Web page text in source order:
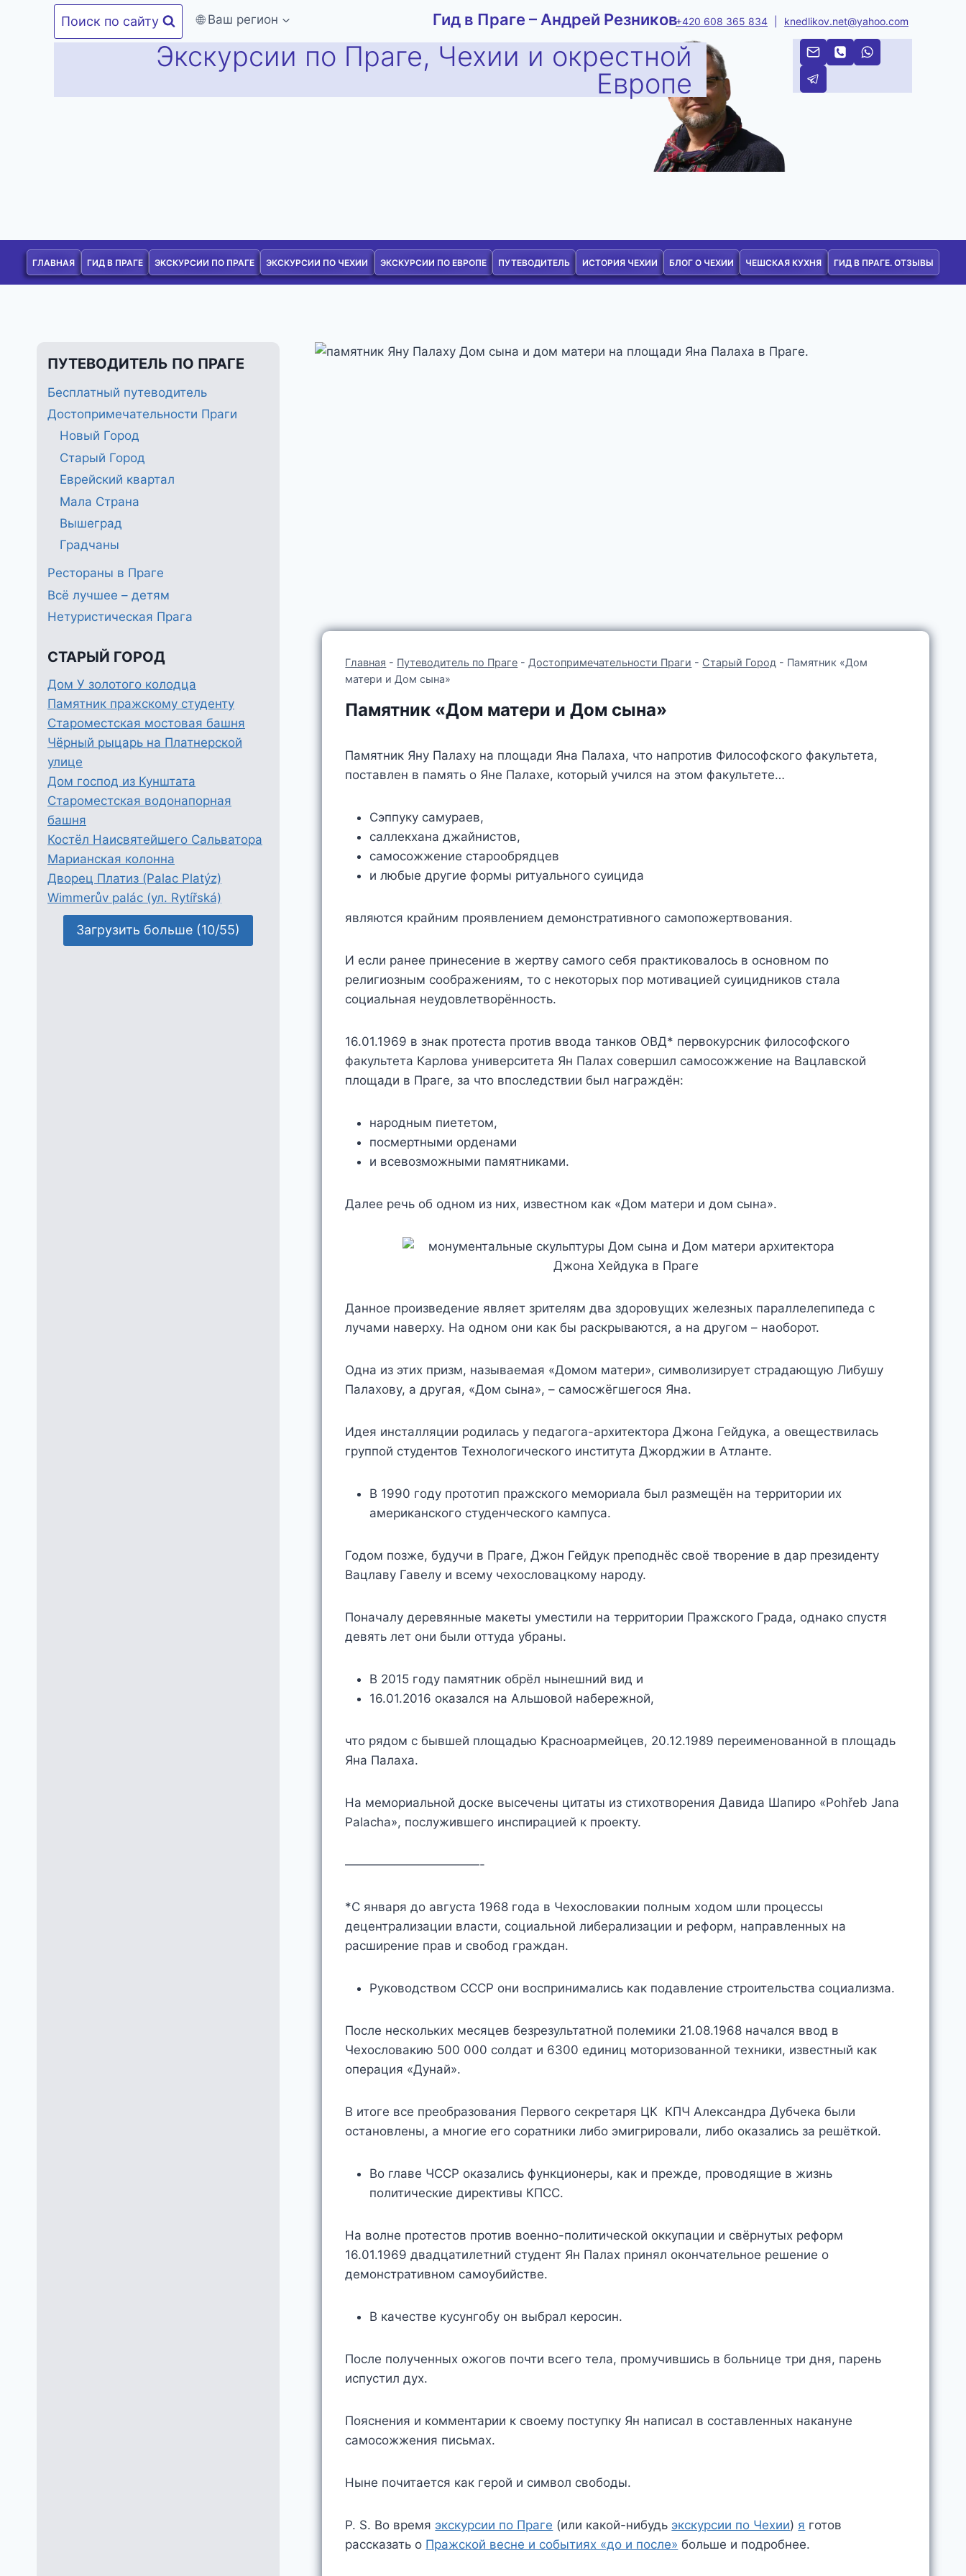
Поиск по сайту 🌐 Ваш регион +420 608 365 834 knedlikov.net@yahoo.com
Гид в Праге – Андрей Резников
Экскурсии по Праге, Чехии и окрестной
Европе
ГЛАВНАЯ ГИД В ПРАГЕ ЭКСКУРСИИ ПО ПРАГЕ ЭКСКУРСИИ ПО ЧЕХИИ ЭКСКУРСИИ ПО ЕВРОПЕ ПУТЕВОДИТЕЛЬ ИСТОРИЯ ЧЕХИИ БЛОГ О ЧЕХИИ ЧЕШСКАЯ КУХНЯ ГИД В ПРАГЕ. ОТЗЫВЫ
Главная - Путеводитель по Праге - Достопримечательности Праги - Старый Город - Памятник «Дом
матери и Дом сына»
Памятник «Дом матери и Дом сына»
Памятник Яну Палаху на площади Яна Палаха, что напротив Философского факультета,
поставлен в память о Яне Палахе, который учился на этом факультете…
Сэппуку самураев,
саллекхана джайнистов,
самосожжение старообрядцев
и любые другие формы ритуального суицида
являются крайним проявлением демонстративного самопожертвования.
И если ранее принесение в жертву самого себя практиковалось в основном по
религиозным соображениям, то с некоторых пор мотивацией суицидников стала
социальная неудовлетворённость.
16.01.1969 в знак протеста против ввода танков ОВД* первокурсник философского
факультета Карлова университета Ян Палах совершил самосожжение на Вацлавской
площади в Праге, за что впоследствии был награждён:
народным пиететом,
посмертными орденами
и всевозможными памятниками.
Далее речь об одном из них, известном как «Дом матери и дом сына».
Данное произведение являет зрителям два здоровущих железных параллелепипеда с
лучами наверху. На одном они как бы раскрываются, а на другом – наоборот.
Одна из этих призм, называемая «Домом матери», символизирует страдающую Либушу
Палахову, а другая, «Дом сына», – самосжёгшегося Яна.
Идея инсталляции родилась у педагога-архитектора Джона Гейдука, а овеществилась
группой студентов Технологического института Джорджии в Атланте.
В 1990 году прототип пражского мемориала был размещён на территории их
американского студенческого кампуса.
Годом позже, будучи в Праге, Джон Гейдук преподнёс своё творение в дар президенту
Вацлаву Гавелу и всему чехословацкому народу.
Поначалу деревянные макеты уместили на территории Пражского Града, однако спустя
девять лет они были оттуда убраны.
В 2015 году памятник обрёл нынешний вид и
16.01.2016 оказался на Альшовой набережной,
что рядом с бывшей площадью Красноармейцев, 20.12.1989 переименованной в площадь
Яна Палаха.
На мемориальной доске высечены цитаты из стихотворения Давида Шапиро «Pohřeb Jana
Palacha», послужившего инспирацией к проекту.
———————————-
*С января до августа 1968 года в Чехословакии полным ходом шли процессы
децентрализации власти, социальной либерализации и реформ, направленных на
расширение прав и свобод граждан.
Руководством СССР они воспринимались как подавление строительства социализма.
После нескольких месяцев безрезультатной полемики 21.08.1968 начался ввод в
Чехословакию 500 000 солдат и 6300 единиц моторизованной техники, известный как
операция «Дунай».
В итоге все преобразования Первого секретаря ЦК КПЧ Александра Дубчека были
остановлены, а многие его соратники либо эмигрировали, либо оказались за решёткой.
Во главе ЧССР оказались функционеры, как и прежде, проводящие в жизнь
политические директивы КПСС.
На волне протестов против военно-политической оккупации и свёрнутых реформ
16.01.1969 двадцатилетний студент Ян Палах принял окончательное решение о
демонстративном самоубийстве.
В качестве кусунгобу он выбрал керосин.
После полученных ожогов почти всего тела, промучившись в больнице три дня, парень
испустил дух.
Пояснения и комментарии к своему поступку Ян написал в составленных накануне
самосожжения письмах.
Ныне почитается как герой и символ свободы.
P. S. Во время экскурсии по Праге (или какой-нибудь экскурсии по Чехии) я готов
рассказать о Пражской весне и событиях «до и после» больше и подробнее.
ПУТЕВОДИТЕЛЬ ПО ПРАГЕ
Бесплатный путеводитель
Достопримечательности Праги
Новый Город
Старый Город
Еврейский квартал
Мала Страна
Вышеград
Градчаны
Рестораны в Праге
Всё лучшее – детям
Нетуристическая Прага
СТАРЫЙ ГОРОД
Дом У золотого колодца
Памятник пражскому студенту
Староместская мостовая башня
Чёрный рыцарь на Платнерской
улице
Дом господ из Кунштата
Староместская водонапорная
башня
Костёл Наисвятейшего Сальватора
Марианская колонна
Дворец Платиз (Palac Platýz)
Wimmerův palác (ул. Rytířská)
Загрузить больше (10/55)